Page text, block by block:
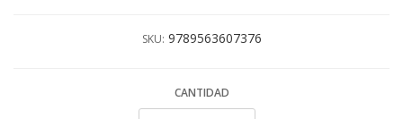
SKU: 9789563607376
CANTIDAD